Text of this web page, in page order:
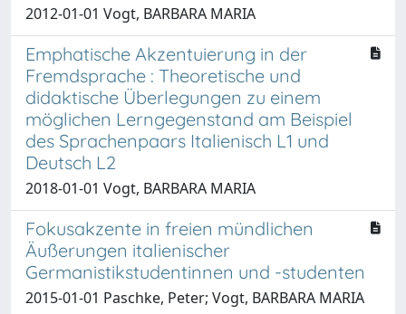
2012-01-01 Vogt, BARBARA MARIA
Emphatische Akzentuierung in der
Fremdsprache : Theoretische und
didaktische Überlegungen zu einem
möglichen Lerngegenstand am Beispiel
des Sprachenpaars Italienisch L1 und
Deutsch L2
2018-01-01 Vogt, BARBARA MARIA
Fokusakzente in freien mündlichen
Äußerungen italienischer
Germanistikstudentinnen und -studenten
2015-01-01 Paschke, Peter; Vogt, BARBARA MARIA